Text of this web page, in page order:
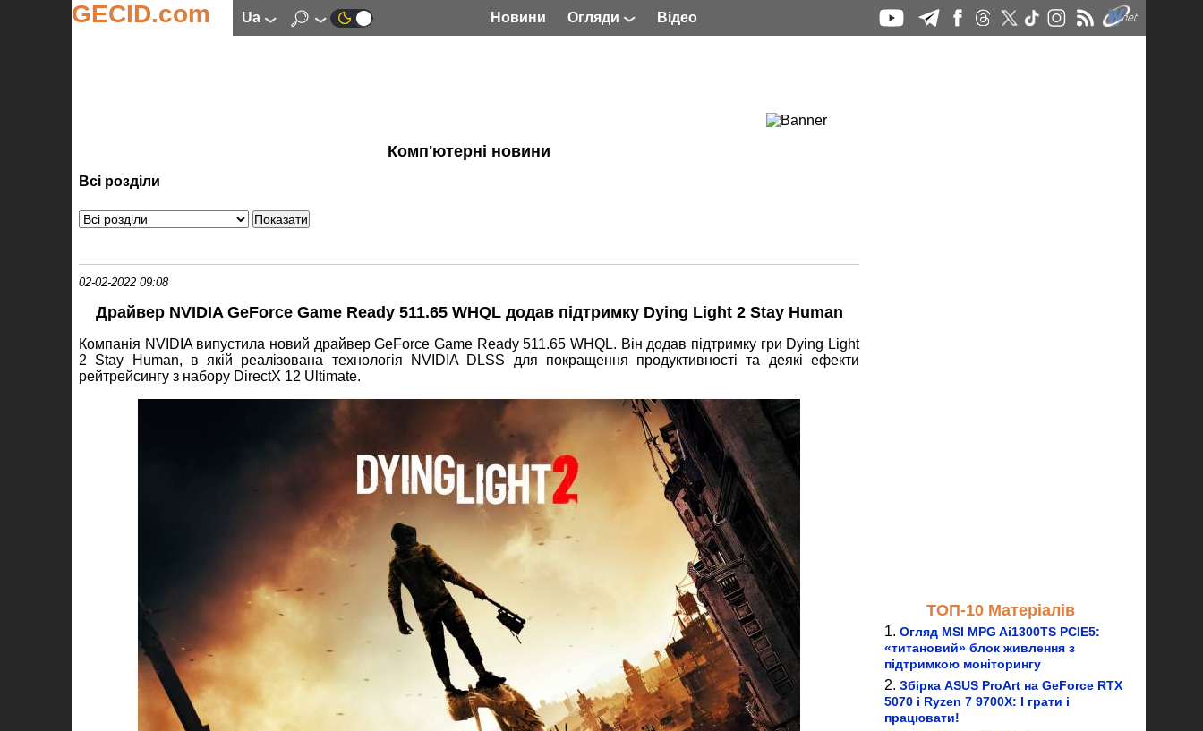
GECID.com ua Новини Огляди Відео
Комп'ютерні новини
Всі розділи
02-02-2022 09:08
Драйвер NVIDIA GeForce Game Ready 511.65 WHQL додав підтримку Dying Light 2 Stay Human
Компанія NVIDIA випустила новий драйвер GeForce Game Ready 511.65 WHQL. Він додав підтримку гри Dying Light
2 Stay Human, в якій реалізована технологія NVIDIA DLSS для покращення продуктивності та деякі ефекти
рейтрейсингу з набору DirectX 12 Ultimate.
ТОП-10 Матеріалів
Огляд MSI MPG Ai1300TS PCIE5:
«титановий» блок живлення з
підтримкою моніторингу
Збірка ASUS ProArt на GeForce RTX
5070 і Ryzen 7 9700X: І грати і
працювати!